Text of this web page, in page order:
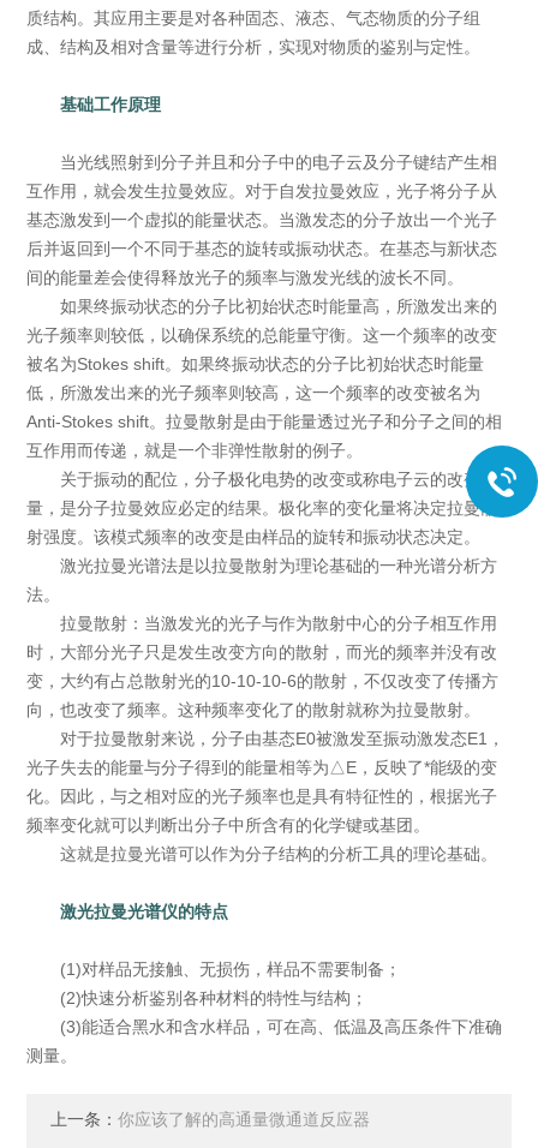
质结构。其应用主要是对各种固态、液态、气态物质的分子组
成、结构及相对含量等进行分析，实现对物质的鉴别与定性。
基础工作原理
当光线照射到分子并且和分子中的电子云及分子键结产生相
互作用，就会发生拉曼效应。对于自发拉曼效应，光子将分子从
基态激发到一个虚拟的能量状态。当激发态的分子放出一个光子
后并返回到一个不同于基态的旋转或振动状态。在基态与新状态
间的能量差会使得释放光子的频率与激发光线的波长不同。
如果终振动状态的分子比初始状态时能量高，所激发出来的
光子频率则较低，以确保系统的总能量守衡。这一个频率的改变
被名为Stokes shift。如果终振动状态的分子比初始状态时能量
低，所激发出来的光子频率则较高，这一个频率的改变被名为
Anti-Stokes shift。拉曼散射是由于能量透过光子和分子之间的相
互作用而传递，就是一个非弹性散射的例子。
关于振动的配位，分子极化电势的改变或称电子云的改变
量，是分子拉曼效应必定的结果。极化率的变化量将决定拉曼散
射强度。该模式频率的改变是由样品的旋转和振动状态决定。
激光拉曼光谱法是以拉曼散射为理论基础的一种光谱分析方
法。
拉曼散射：当激发光的光子与作为散射中心的分子相互作用
时，大部分光子只是发生改变方向的散射，而光的频率并没有改
变，大约有占总散射光的10-10-10-6的散射，不仅改变了传播方
向，也改变了频率。这种频率变化了的散射就称为拉曼散射。
对于拉曼散射来说，分子由基态E0被激发至振动激发态E1，
光子失去的能量与分子得到的能量相等为△E，反映了*能级的变
化。因此，与之相对应的光子频率也是具有特征性的，根据光子
频率变化就可以判断出分子中所含有的化学键或基团。
这就是拉曼光谱可以作为分子结构的分析工具的理论基础。
激光拉曼光谱仪的特点
(1)对样品无接触、无损伤，样品不需要制备；
(2)快速分析鉴别各种材料的特性与结构；
(3)能适合黑水和含水样品，可在高、低温及高压条件下准确
测量。
上一条：你应该了解的高通量微通道反应器